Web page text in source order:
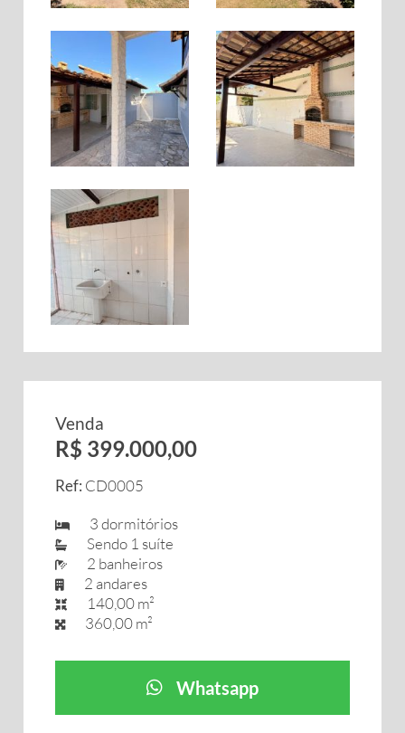
Venda
R$ 399.000,00
Ref: CD0005
3 dormitórios
Sendo 1 suíte
2 banheiros
2 andares
140,00 m²
360,00 m²
Whatsapp